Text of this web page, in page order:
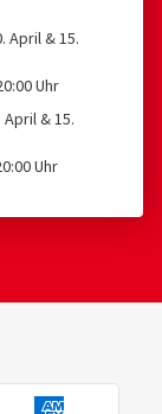
April & 15.
Uhr
& 15.
Uhr